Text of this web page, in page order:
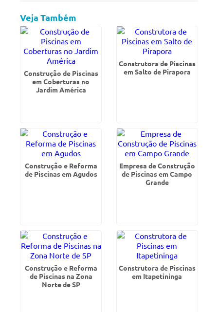
Veja Também
Construção de Piscinas
em Coberturas no
Jardim América
Construtora de Piscinas
em Salto de Pirapora
Construção e Reforma
de Piscinas em Agudos
Empresa de Construção
de Piscinas em Campo
Grande
Construção e Reforma
de Piscinas na Zona
Norte de SP
Construtora de Piscinas
em Itapetininga